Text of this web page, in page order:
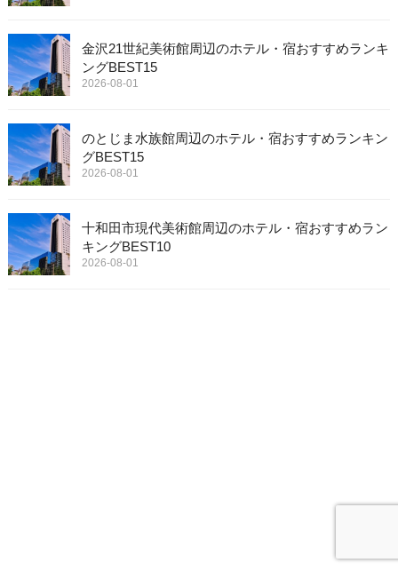
金沢21世紀美術館周辺のホテル・宿おすすめランキ
ングBEST15
2026-08-01
のとじま水族館周辺のホテル・宿おすすめランキン
グBEST15
2026-08-01
十和田市現代美術館周辺のホテル・宿おすすめラン
キングBEST10
2026-08-01